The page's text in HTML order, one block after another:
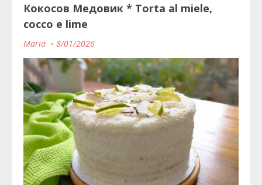
Кокосов Медовик * Torta al miele,
cocco e lime
Maria 8/01/2026